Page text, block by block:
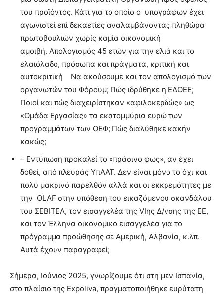
του προϊόντος. Κάτι για το οποίο ο υπογράφων έχει
αγωνιστεί επί δεκαετίες αναλαμβάνοντας πληθώρα
πρωτοβουλιών χωρίς καμία οικονομική
αμοιβή. Απολογισμός 45 ετών για την ελιά και το
ελαιόλαδο, πρόσωπα και πράγματα, κριτική και
αυτοκριτική Να ακούσουμε και τον απολογισμό των
οργανωτών του Φόρουμ; Πώς ιδρύθηκε η ΕΔΟΕΕ;
Ποιοί και πώς διαχειρίστηκαν «αφιλοκερδώς» ως
«Ομάδα Εργασίας» τα εκατομμύρια ευρώ των
προγραμμάτων των ΟΕΦ; Πώς διαλύθηκε κακήν
κακώς;
– Εντύπωση προκαλεί το «πράσινο φως», αν έχει
δοθεί, από πλευράς ΥπΑΑΤ. Δεν είναι μόνο το όχι και
πολύ μακρινό παρελθόν αλλά και οι εκκρεμότητες με
την OLAF στην υπόθεση του εικαζόμενου σκανδάλου
του ΣΕΒΙΤΕΛ, τον εισαγγελέα της VIης Δ/νσης της ΕΕ,
και τον Έλληνα οικονομικό εισαγγελέα για το
πρόγραμμα προώθησης σε Αμερική, Αλβανία, κ.λπ.
Αυτά έχουν παραγραφεί;
Σήμερα, Ιούνιος 2025, γνωρίζουμε ότι στη μεν Ισπανία,
στο πλαίσιο της Expoliva, πραγματοποιήθηκε ευρύτατη